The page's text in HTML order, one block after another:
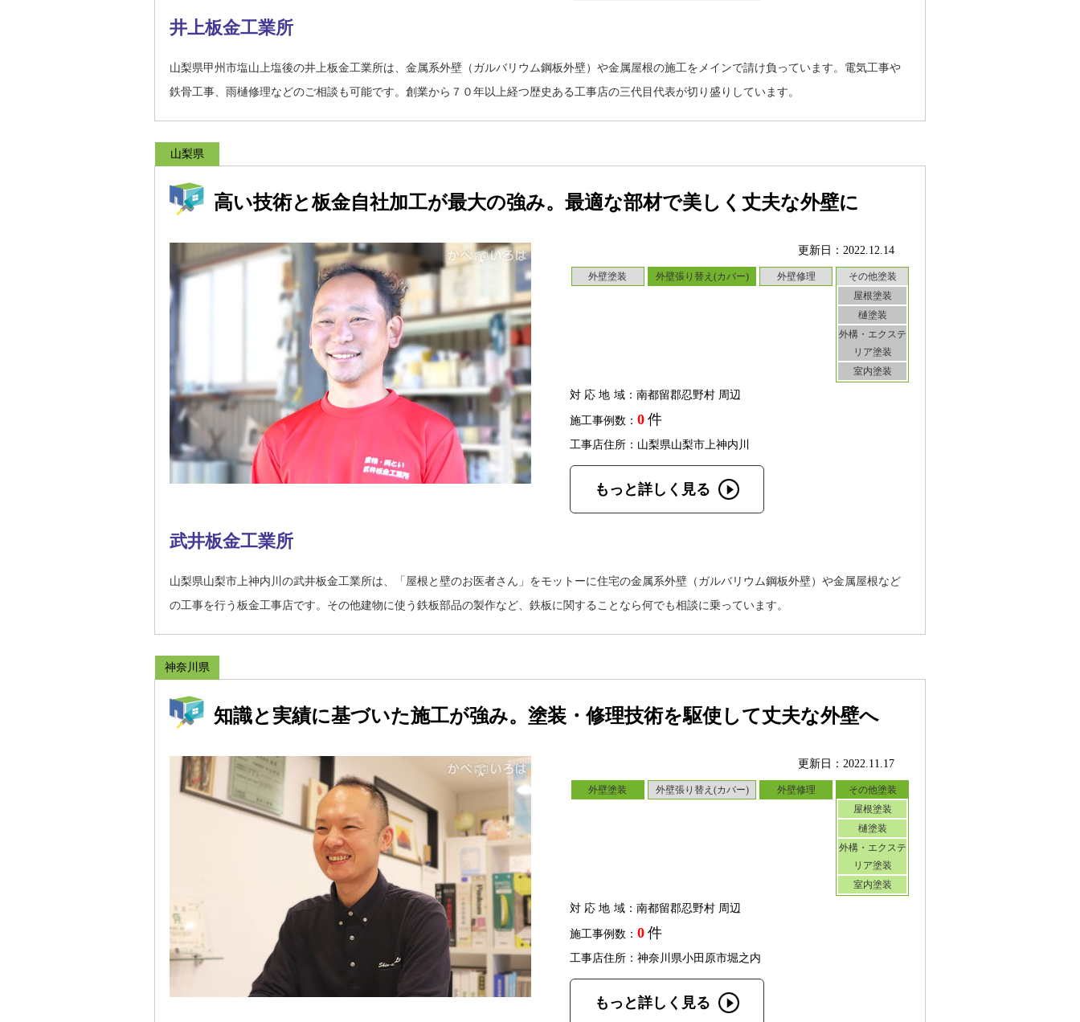
井上板金工業所
山梨県甲州市塩山上塩後の井上板金工業所は、金属系外壁（ガルバリウム鋼板外壁）や金属屋根の施工をメインで請け負っています。電気工事や
鉄骨工事、雨樋修理などのご相談も可能です。創業から７０年以上経つ歴史ある工事店の三代目代表が切り盛りしています。
山梨県
高い技術と板金自社加工が最大の強み。最適な部材で美しく丈夫な外壁に
更新日：2022.12.14
外壁塗装 外壁張り替え(カバー) 外壁修理
その他塗装
屋根塗装
樋塗装
外構・エクステ
リア塗装
室内塗装
対応地域：南都留郡忍野村 周辺
施工事例数： 0 件
工事店住所：山梨県山梨市上神内川
もっと詳しく見る
武井板金工業所
山梨県山梨市上神内川の武井板金工業所は、「屋根と壁のお医者さん」をモットーに住宅の金属系外壁（ガルバリウム鋼板外壁）や金属屋根など
の工事を行う板金工事店です。その他建物に使う鉄板部品の製作など、鉄板に関することなら何でも相談に乗っています。
神奈川県
知識と実績に基づいた施工が強み。塗装・修理技術を駆使して丈夫な外壁へ
更新日：2022.11.17
外壁塗装 外壁張り替え(カバー) 外壁修理
その他塗装
屋根塗装
樋塗装
外構・エクステ
リア塗装
室内塗装
対応地域：南都留郡忍野村 周辺
施工事例数： 0 件
工事店住所：神奈川県小田原市堀之内
もっと詳しく見る